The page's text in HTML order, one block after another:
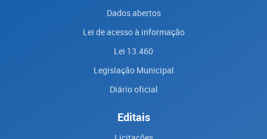
Dados abertos
Lei de acesso à informação
Lei 13.460
Legislação Municipal
Diário oficial
Editais